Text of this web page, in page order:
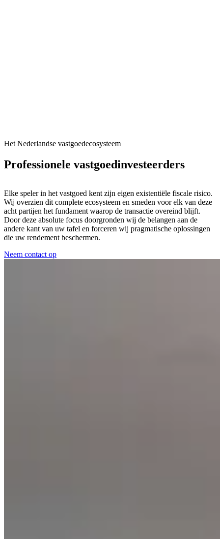
Het Nederlandse vastgoedecosysteem
Professionele vastgoedinvesteerders
Elke speler in het vastgoed kent zijn eigen existentiële fiscale risico.
Wij overzien dit complete ecosysteem en smeden voor elk van deze
acht partijen het fundament waarop de transactie overeind blijft.
Door deze absolute focus doorgronden wij de belangen aan de
andere kant van uw tafel en forceren wij pragmatische oplossingen
die uw rendement beschermen.
Neem contact op